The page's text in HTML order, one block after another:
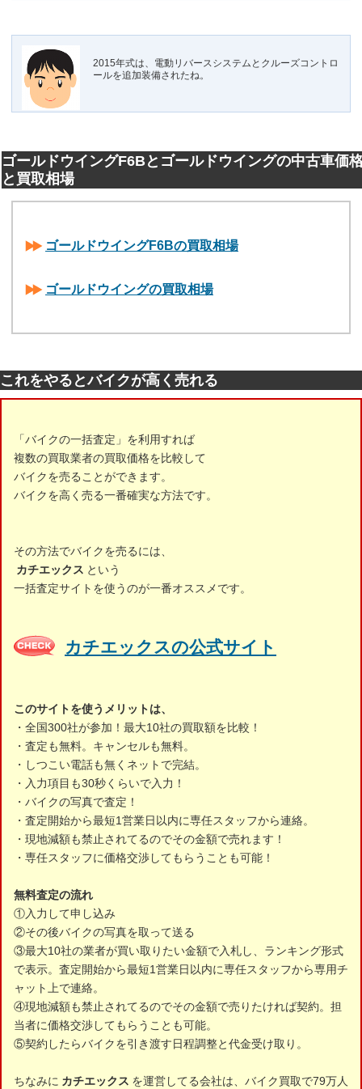
2015年式は、電動リバースシステムとクルーズコントロ
ールを追加装備されたね。
ゴールドウイングF6Bとゴールドウイングの中古車価
と買取相場
ゴールドウイングF6Bの買取相場
ゴールドウイングの買取相場
これをやるとバイクが高く売れる
「バイクの一括査定」を利用すれば
複数の買取業者の買取価格を比較して
バイクを売ることができます。
バイクを高く売る一番確実な方法です。
その方法でバイクを売るには、
カチエックス という
一括査定サイトを使うのが一番オススメです。
カチエックスの公式サイト
このサイトを使うメリットは、
・全国300社が参加！最大10社の買取額を比較！
・査定も無料。キャンセルも無料。
・しつこい電話も無くネットで完結。
・入力項目も30秒くらいで入力！
・バイクの写真で査定！
・査定開始から最短1営業日以内に専任スタッフから連絡。
・現地減額も禁止されてるのでその金額で売れます！
・専任スタッフに価格交渉してもらうことも可能！
無料査定の流れ
①入力して申し込み
②その後バイクの写真を取って送る
③最大10社の業者が買い取りたい金額で入札し、ランキング形式
で表示。査定開始から最短1営業日以内に専任スタッフから専用チ
ャット上で連絡。
④現地減額も禁止されてるのでその金額で売りたければ契約。担
当者に価格交渉してもらうことも可能。
⑤契約したらバイクを引き渡す日程調整と代金受け取り。
ちなみに カチエックス を運営してる会社は、バイク買取で79万人